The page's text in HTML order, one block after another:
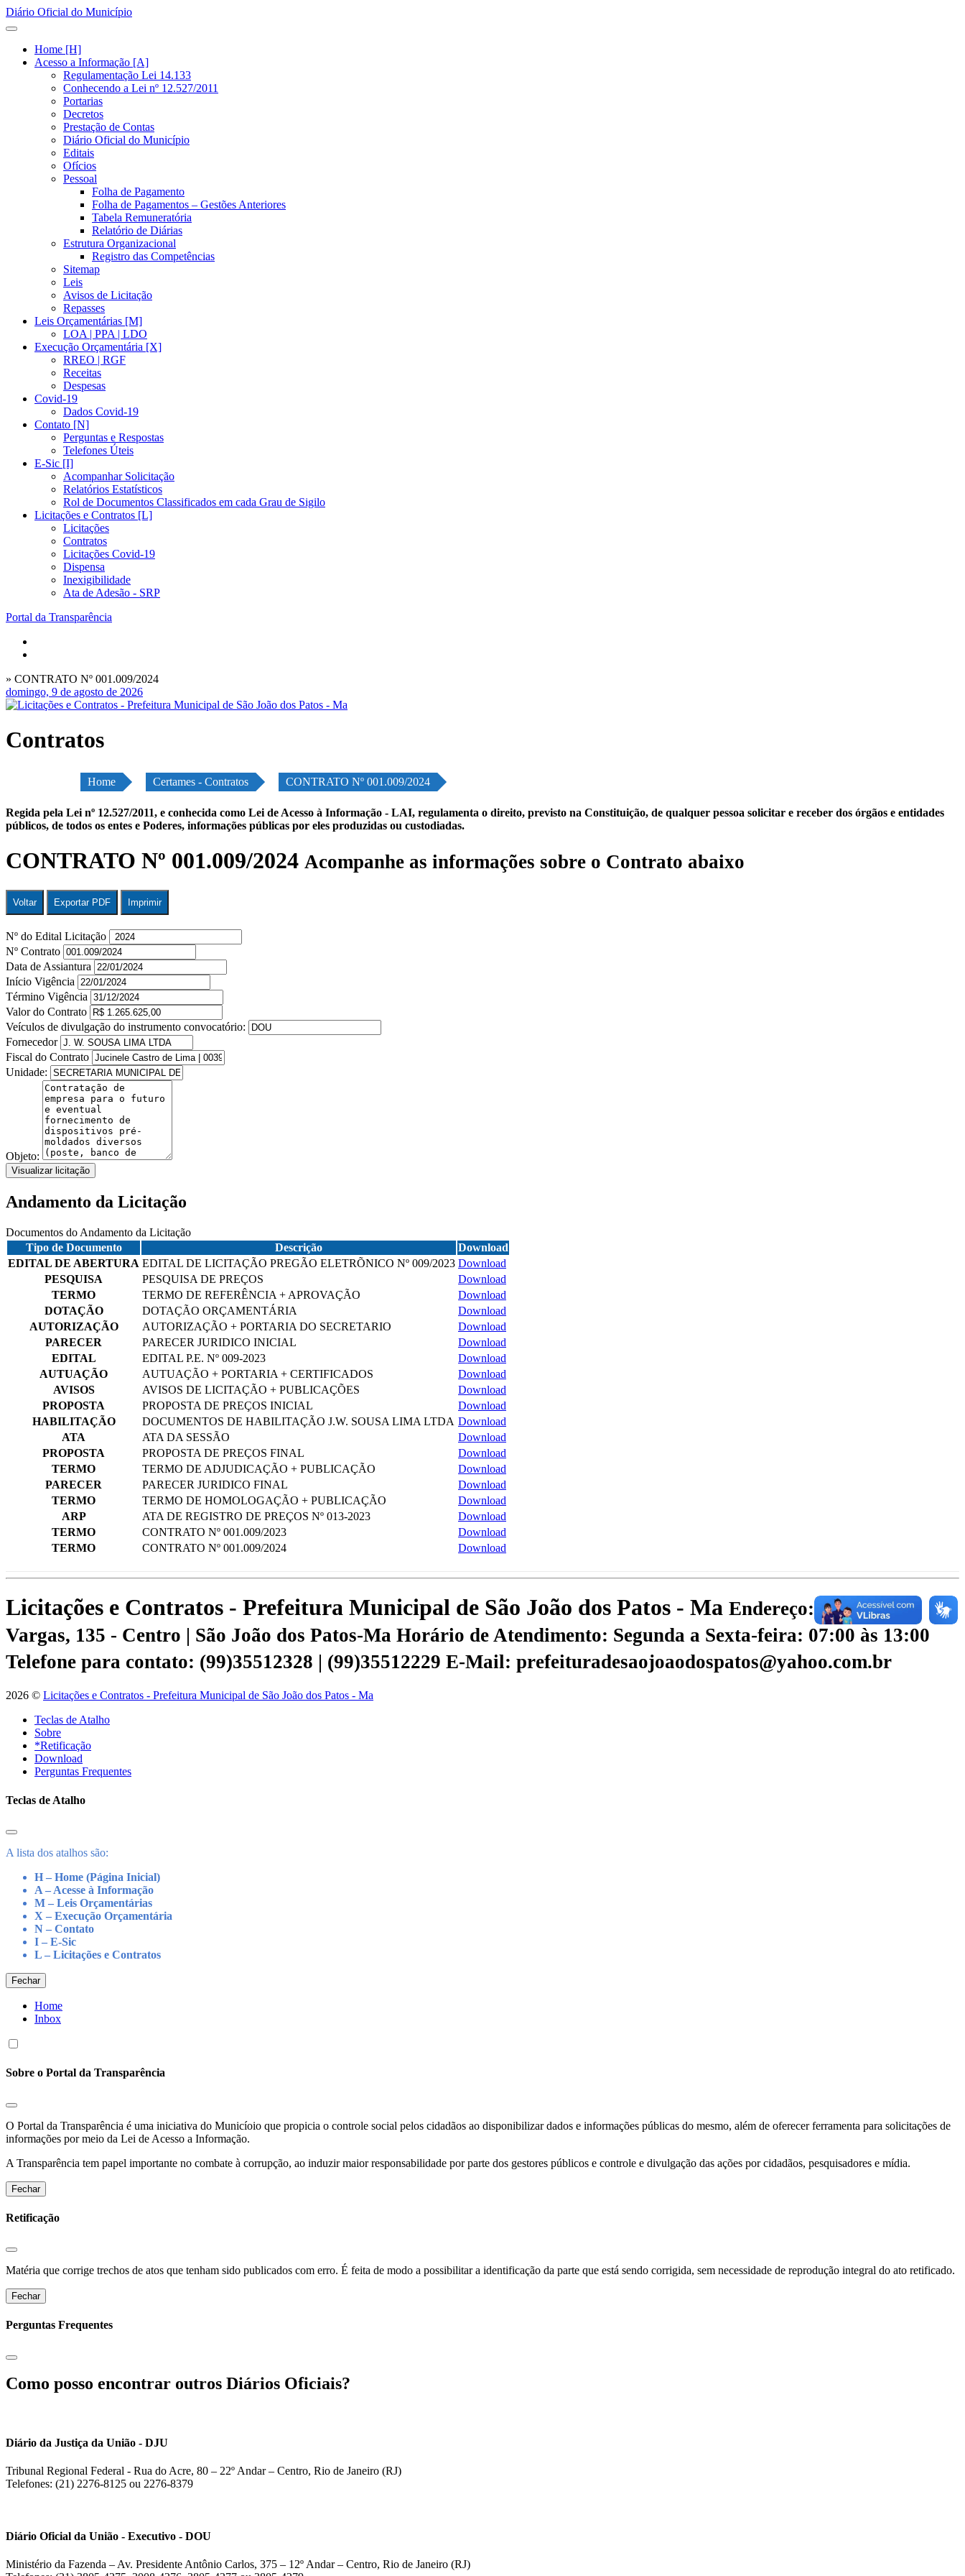
Diário Oficial do Município
Home [H]
Acesso a Informação [A]
Regulamentação Lei 14.133
Conhecendo a Lei nº 12.527/2011
Portarias
Decretos
Prestação de Contas
Diário Oficial do Município
Editais
Ofícios
Pessoal
Folha de Pagamento
Folha de Pagamentos – Gestões Anteriores
Tabela Remuneratória
Relatório de Diárias
Estrutura Organizacional
Registro das Competências
Sitemap
Leis
Avisos de Licitação
Repasses
Leis Orçamentárias [M]
LOA | PPA | LDO
Execução Orçamentária [X]
RREO | RGF
Receitas
Despesas
Covid-19
Dados Covid-19
Contato [N]
Perguntas e Respostas
Telefones Úteis
E-Sic [I]
Acompanhar Solicitação
Relatórios Estatísticos
Rol de Documentos Classificados em cada Grau de Sigilo
Licitações e Contratos [L]
Licitações
Contratos
Licitações Covid-19
Dispensa
Inexigibilidade
Ata de Adesão - SRP
Portal da Transparência
» CONTRATO Nº 001.009/2024
domingo, 9 de agosto de 2026
Contratos
Home Certames - Contratos CONTRATO Nº 001.009/2024
Regida pela Lei nº 12.527/2011, e conhecida como Lei de Acesso à Informação - LAI, regulamenta o direito, previsto na Constituição, de qualquer pessoa solicitar e receber dos órgãos e entidades
públicos, de todos os entes e Poderes, informações públicas por eles produzidas ou custodiadas.
CONTRATO Nº 001.009/2024 Acompanhe as informações sobre o Contrato abaixo
Voltar Exportar PDF Imprimir
Nº do Edital Licitação
Nº Contrato
Data de Assiantura
Início Vigência
Término Vigência
Valor do Contrato
Veículos de divulgação do instrumento convocatório:
Fornecedor
Fiscal do Contrato
Unidade:
Objeto:
Visualizar licitação
Andamento da Licitação
Documentos do Andamento da Licitação
Tipo de Documento
Descrição
Download
EDITAL DE ABERTURA EDITAL DE LICITAÇÃO PREGÃO ELETRÕNICO Nº 009/2023 Download
PESQUISA
PESQUISA DE PREÇOS
Download
TERMO
TERMO DE REFERÊNCIA + APROVAÇÃO
Download
DOTAÇÃO
DOTAÇÃO ORÇAMENTÁRIA
Download
AUTORIZAÇÃO
AUTORIZAÇÃO + PORTARIA DO SECRETARIO
Download
PARECER
PARECER JURIDICO INICIAL
Download
EDITAL
EDITAL P.E. Nº 009-2023
Download
AUTUAÇÃO
AUTUAÇÃO + PORTARIA + CERTIFICADOS
Download
AVISOS
AVISOS DE LICITAÇÃO + PUBLICAÇÕES
Download
PROPOSTA
PROPOSTA DE PREÇOS INICIAL
Download
HABILITAÇÃO
DOCUMENTOS DE HABILITAÇÃO J.W. SOUSA LIMA LTDA Download
ATA
ATA DA SESSÃO
Download
PROPOSTA
PROPOSTA DE PREÇOS FINAL
Download
TERMO
TERMO DE ADJUDICAÇÃO + PUBLICAÇÃO
Download
PARECER
PARECER JURIDICO FINAL
Download
TERMO
TERMO DE HOMOLOGAÇÃO + PUBLICAÇÃO
Download
ARP
ATA DE REGISTRO DE PREÇOS Nº 013-2023
Download
TERMO
CONTRATO Nº 001.009/2023
Download
TERMO
CONTRATO Nº 001.009/2024 Download
Licitações e Contratos - Prefeitura Municipal de São João dos Patos - Ma Endereço: Av. Getúlio
Vargas, 135 - Centro | São João dos Patos-Ma Horário de Atendimento: Segunda a Sexta-feira: 07:00 às 13:00
Telefone para contato: (99)35512328 | (99)35512229 E-Mail: prefeituradesaojoaodospatos@yahoo.com.br
2026 © Licitações e Contratos - Prefeitura Municipal de São João dos Patos - Ma
Teclas de Atalho
Sobre
*Retificação
Download
Perguntas Frequentes
Teclas de Atalho
A lista dos atalhos são:
H – Home (Página Inicial)
A – Acesse à Informação
M – Leis Orçamentárias
X – Execução Orçamentária
N – Contato
I – E-Sic
L – Licitações e Contratos
Fechar
Home
Inbox
Sobre o Portal da Transparência
O Portal da Transparência é uma iniciativa do Municíoio que propicia o controle social pelos cidadãos ao disponibilizar dados e informações públicas do mesmo, além de oferecer ferramenta para solicitações de
informações por meio da Lei de Acesso a Informação.
A Transparência tem papel importante no combate à corrupção, ao induzir maior responsabilidade por parte dos gestores públicos e controle e divulgação das ações por cidadãos, pesquisadores e mídia.
Fechar
Retificação
Matéria que corrige trechos de atos que tenham sido publicados com erro. É feita de modo a possibilitar a identificação da parte que está sendo corrigida, sem necessidade de reprodução integral do ato retificado.
Fechar
Perguntas Frequentes
Como posso encontrar outros Diários Oficiais?
Diário da Justiça da União - DJU
Tribunal Regional Federal - Rua do Acre, 80 – 22º Andar – Centro, Rio de Janeiro (RJ)
Telefones: (21) 2276-8125 ou 2276-8379
Diário Oficial da União - Executivo - DOU
Ministério da Fazenda – Av. Presidente Antônio Carlos, 375 – 12º Andar – Centro, Rio de Janeiro (RJ)